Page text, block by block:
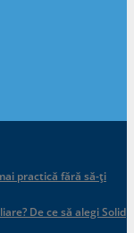
practică fără să-ți
De ce să alegi Solid